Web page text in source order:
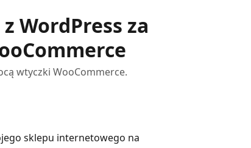
WordPress za
wtyczki WooCommerce.
sklepu internetowego na